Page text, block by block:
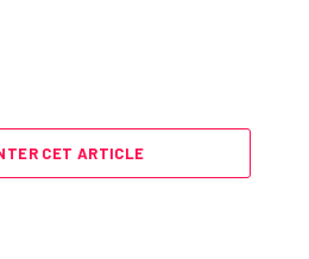
CET ARTICLE